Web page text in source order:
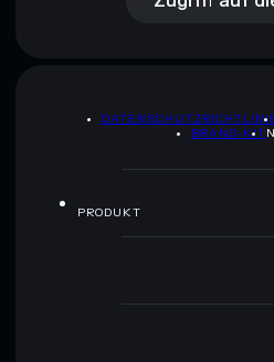
BRAND-KIT
PRODUKT